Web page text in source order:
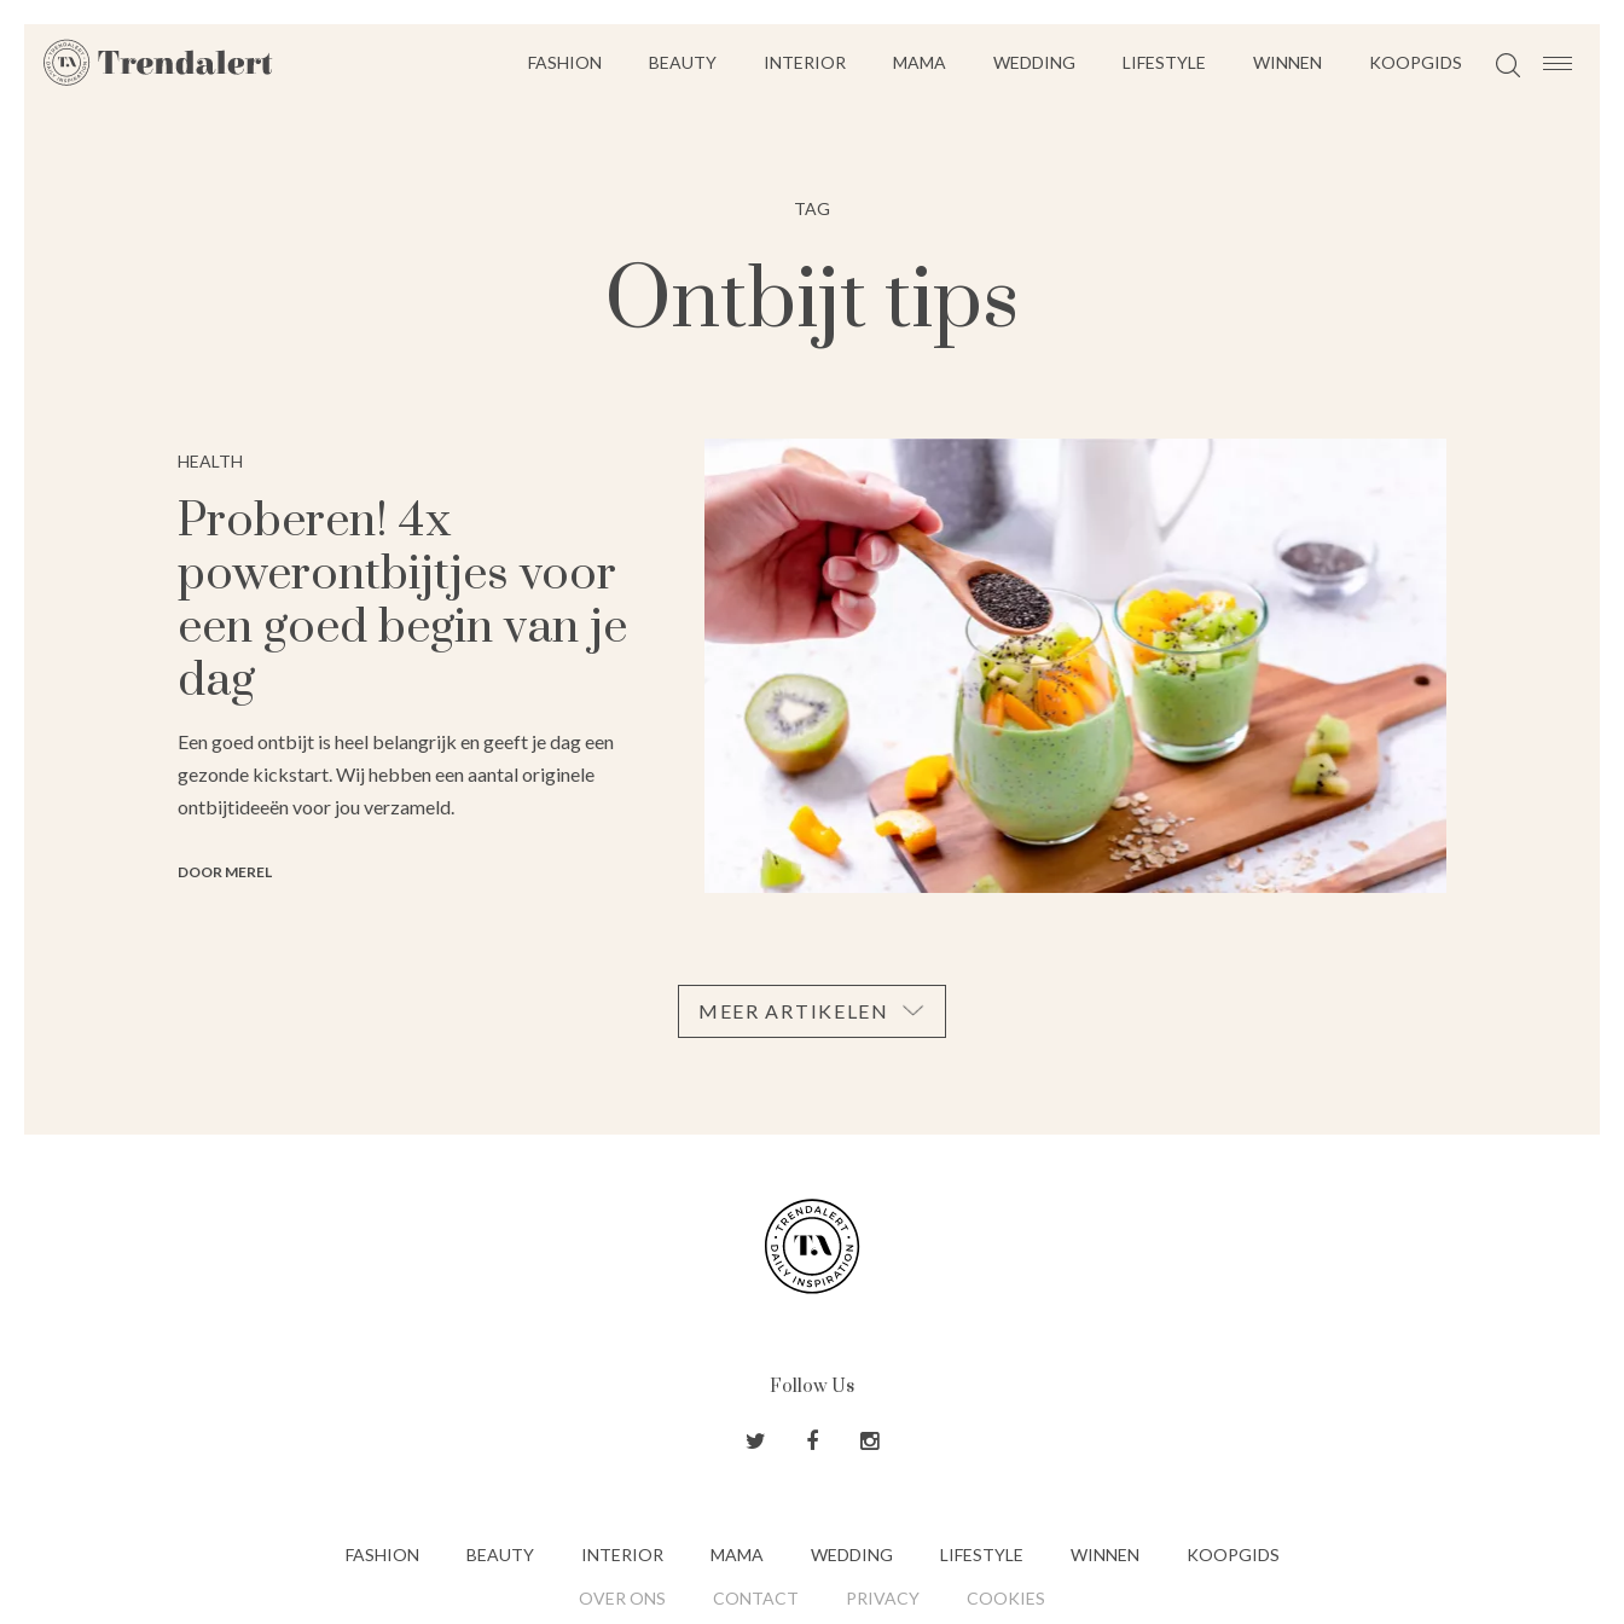
FASHION BEAUTY INTERIOR MAMA WEDDING LIFESTYLE WINNEN KOOPGIDS
TAG
Ontbijt tips
HEALTH
Proberen! 4x
powerontbijtjes voor
een goed begin van je
dag
Een goed ontbijt is heel belangrijk en geeft je dag een
gezonde kickstart. Wij hebben een aantal originele
ontbijtideeën voor jou verzameld.
DOOR MEREL
MEER ARTIKELEN
Follow Us
FASHION BEAUTY INTERIOR MAMA WEDDING LIFESTYLE WINNEN KOOPGIDS
OVER ONS CONTACT PRIVACY COOKIES